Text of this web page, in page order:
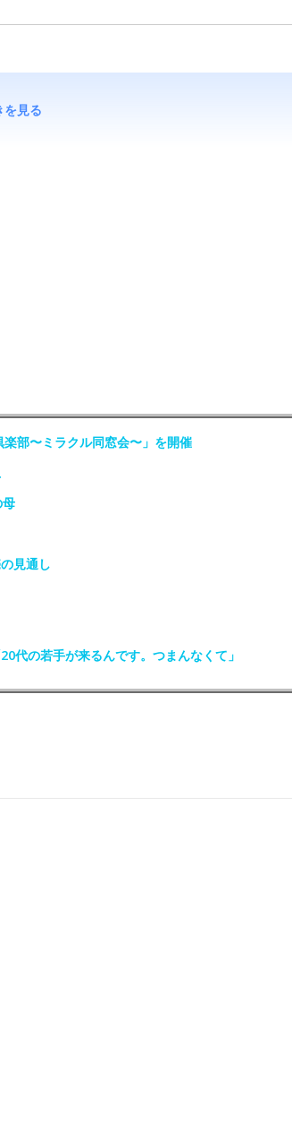
を見る
部〜ミラクル同窓会〜」を開催
見通し
代の若手が来るんです。つまんなくて」